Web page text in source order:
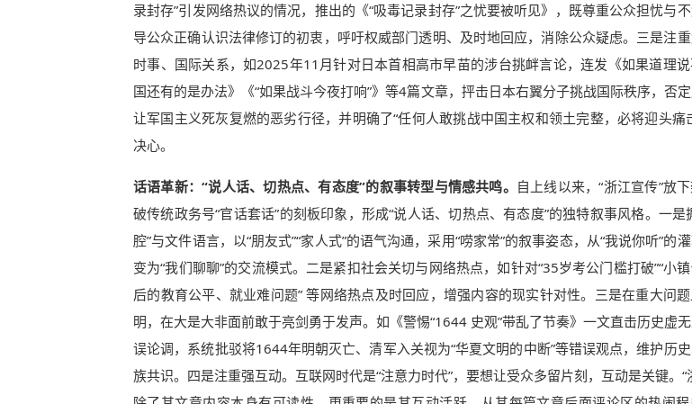
录封存”引发网络热议的情况，推出的《“吸毒记录封存”之忧要被听见》，既尊重公众担忧与
导公众正确认识法律修订的初衷，呼吁权威部门透明、及时地回应，消除公众疑虑。三是注
时事、国际关系，如2025年11月针对日本首相高市早苗的涉台挑衅言论，连发《如果道理
国还有的是办法》《“如果战斗今夜打响”》等4篇文章，抨击日本右翼分子挑战国际秩序，否
让军国主义死灰复燃的恶劣行径，并明确了“任何人敢挑战中国主权和领土完整，必将迎头痛
决心。
话语革新：“说人话、切热点、有态度”的叙事转型与情感共鸣。 自上线以来，“浙江宣传”放
破传统政务号“官话套话”的刻板印象，形成“说人话、切热点、有态度”的独特叙事风格。一是
腔”与文件语言，以“朋友式”“家人式”的语气沟通，采用“唠家常”的叙事姿态，从“我说你听”的
变为“我们聊聊”的交流模式。二是紧扣社会关切与网络热点，如针对“35岁考公门槛打破”“小
后的教育公平、就业难问题” 等网络热点及时回应，增强内容的现实针对性。三是在重大问
明，在大是大非面前敢于亮剑勇于发声。如《警惕“1644 史观”带乱了节奏》一文直击历史虚
误论调，系统批驳将1644年明朝灭亡、清军入关视为“华夏文明的中断”等错误观点，维护历
族共识。四是注重强互动。互联网时代是“注意力时代”，要想让受众多留片刻，互动是关键。“